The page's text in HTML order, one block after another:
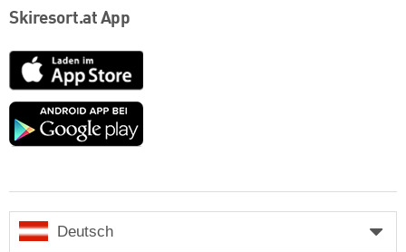
Skiresort.at App
App
Store
Google
Deutsch